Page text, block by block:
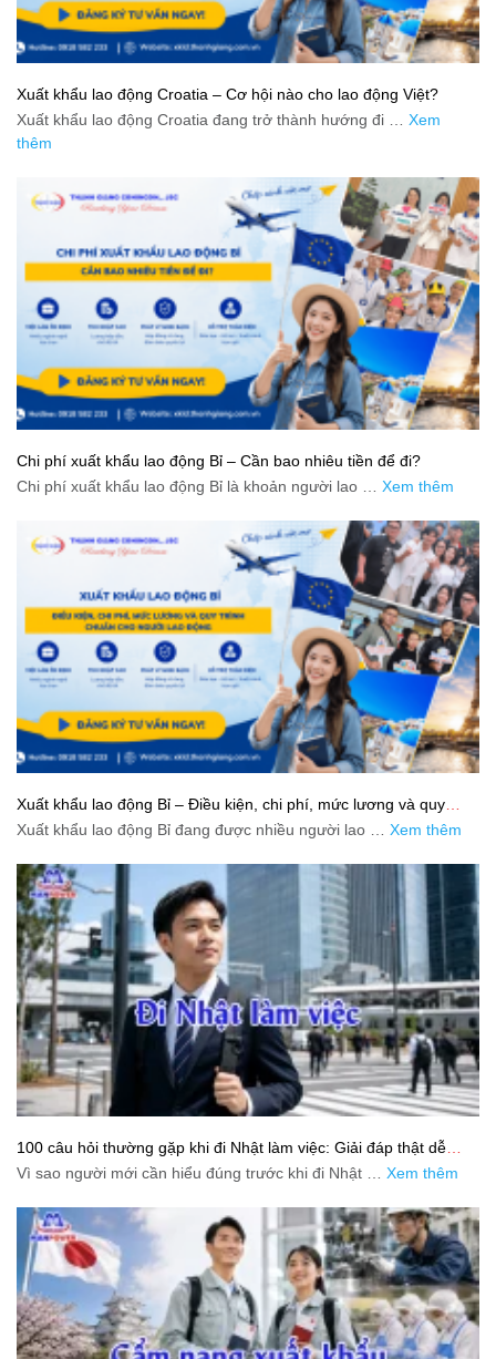
Xuất khẩu lao động Croatia – Cơ hội nào cho lao động Việt?
Xuất khẩu lao động Croatia đang trở thành hướng đi … Xem
thêm
Chi phí xuất khẩu lao động Bỉ – Cần bao nhiêu tiền để đi?
Chi phí xuất khẩu lao động Bỉ là khoản người lao … Xem thêm
Xuất khẩu lao động Bỉ – Điều kiện, chi phí, mức lương và quy
trình chuẩn cho người lao động
Xuất khẩu lao động Bỉ đang được nhiều người lao … Xem thêm
100 câu hỏi thường gặp khi đi Nhật làm việc: Giải đáp thật dễ
hiểu cho người mới bắt đầu
Vì sao người mới cần hiểu đúng trước khi đi Nhật … Xem thêm